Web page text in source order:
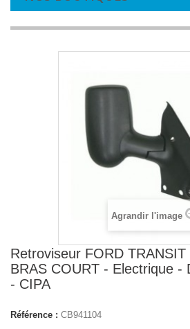
Agrandir l'image
Retroviseur FORD
BRAS COURT - Electrique -
- CIPA
Référence : CB941104